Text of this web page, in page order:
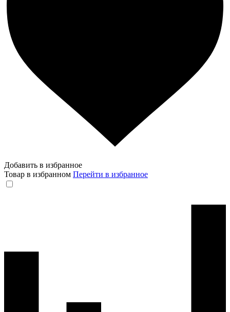
Добавить в избранное
Товар в избранном Перейти в избранное